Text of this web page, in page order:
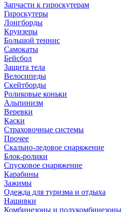
Запчасти к гироскутерам
Гироскутеры
Лонгборды
Круизеры
Большой теннис
Самокаты
Бейсбол
Защита тела
Велосипеды
Скейтборды
Роликовые коньки
Альпинизм
Веревки
Каски
Страховочные системы
Прочее
Скально-ледовое снаряжение
Блок-ролики
Спусковое снаряжение
Карабины
Зажимы
Одежда для туризма и отдыха
Нашивки
Комбинезоны и полукомбинезоны